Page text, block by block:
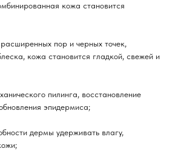
кожа становится
пор и черных точек,
кожа становится гладкой, свежей и
пилинга, восстановление
эпидермиса;
дермы удерживать влагу,